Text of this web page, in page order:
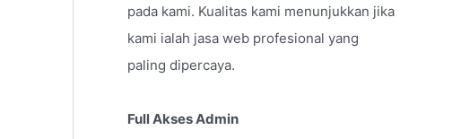
pada kami. Kualitas kami menunjukkan jika
kami ialah jasa web profesional yang
paling dipercaya.
Full Akses Admin